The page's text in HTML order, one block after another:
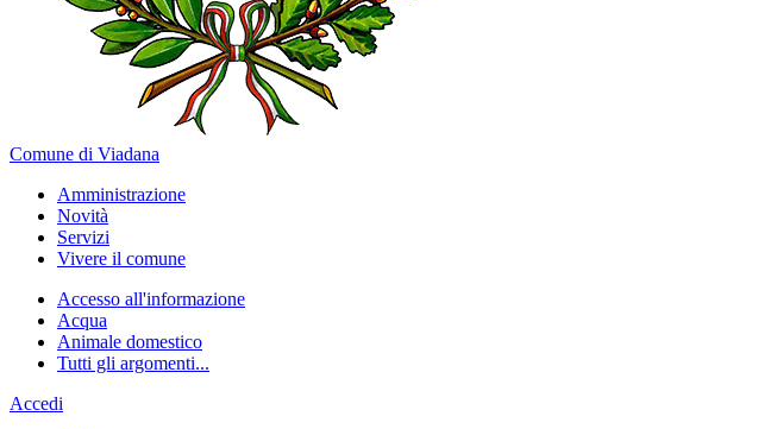
Comune di Viadana
Amministrazione
Novità
Servizi
Vivere il comune
Accesso all'informazione
Acqua
Animale domestico
Tutti gli argomenti...
Accedi